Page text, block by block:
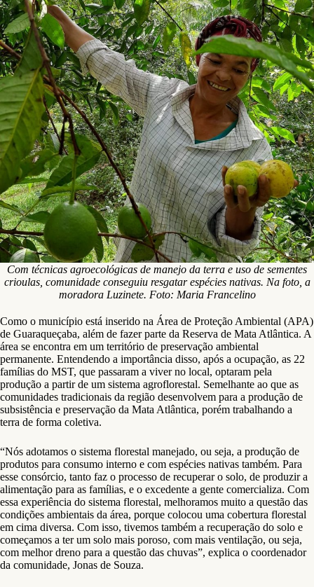
Com técnicas agroecológicas de manejo da terra e uso de sementes
crioulas, comunidade conseguiu resgatar espécies nativas. Na foto, a
moradora Luzinete. Foto: Maria Francelino
Como o município está inserido na Área de Proteção Ambiental (APA)
de Guaraqueçaba, além de fazer parte da Reserva de Mata Atlântica. A
área se encontra em um território de preservação ambiental
permanente. Entendendo a importância disso, após a ocupação, as 22
famílias do MST, que passaram a viver no local, optaram pela
produção a partir de um sistema agroflorestal. Semelhante ao que as
comunidades tradicionais da região desenvolvem para a produção de
subsistência e preservação da Mata Atlântica, porém trabalhando a
terra de forma coletiva.
“Nós adotamos o sistema florestal manejado, ou seja, a produção de
produtos para consumo interno e com espécies nativas também. Para
esse consórcio, tanto faz o processo de recuperar o solo, de produzir a
alimentação para as famílias, e o excedente a gente comercializa. Com
essa experiência do sistema florestal, melhoramos muito a questão das
condições ambientais da área, porque colocou uma cobertura florestal
em cima diversa. Com isso, tivemos também a recuperação do solo e
começamos a ter um solo mais poroso, com mais ventilação, ou seja,
com melhor dreno para a questão das chuvas”, explica o coordenador
da comunidade, Jonas de Souza.